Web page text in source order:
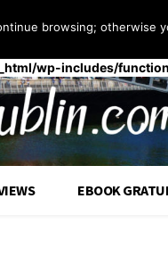
pour le domaine
wp-includes/
EBOOK
browsing; otherwise